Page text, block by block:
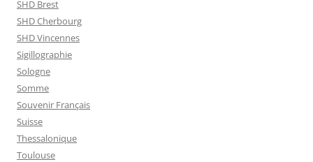
SHD Brest
SHD Cherbourg
SHD Vincennes
Sigillographie
Sologne
Somme
Souvenir Français
Suisse
Thessalonique
Toulouse